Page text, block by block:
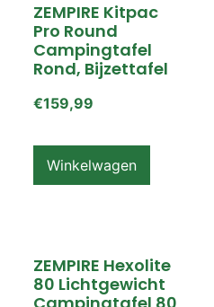
ZEMPIRE Kitpac
Pro Round
Campingtafel
Rond, Bijzettafel
€159,99
Winkelwagen
ZEMPIRE Hexolite
80 Lichtgewicht